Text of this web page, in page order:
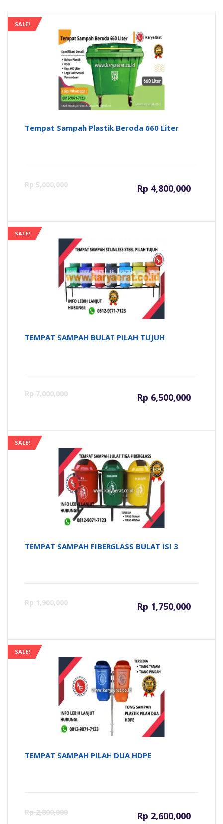
SALE!
Tempat Sampah Plastik Beroda 660 Liter
Rp5,000,000 Rp 4,800,000
Harga
ini
adalah:
Rp
SALE!
TEMPAT SAMPAH BULAT PILAH TUJUH
Rp7,000,000 Rp 6,500,000
Harga
ini
adalah:
Rp
SALE!
TEMPAT SAMPAH FIBERGLASS BULAT ISI 3
Rp1,900,000 Rp 1,750,000
Harga
ini
adalah:
Rp
SALE!
TEMPAT SAMPAH PILAH DUA HDPE
Rp2,800,000 Rp 2,600,000
Harga